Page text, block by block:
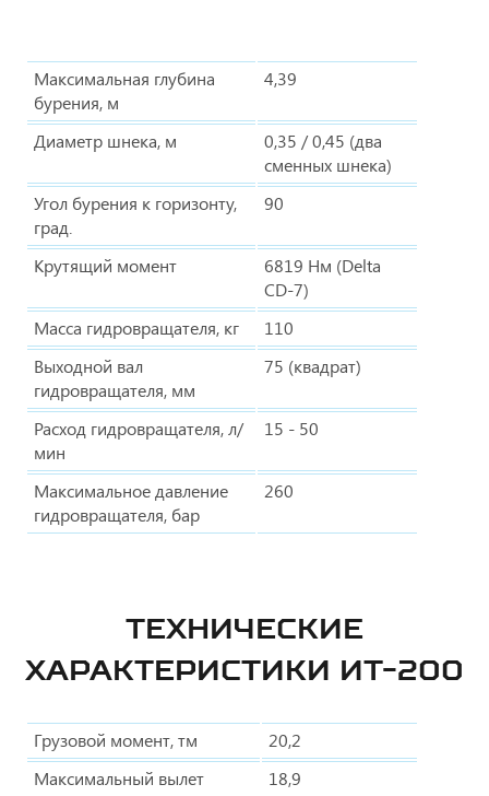
Максимальная глубина
бурения, м
4,39
Диаметр шнека, м
0,35 / 0,45 (два
сменных шнека)
Угол бурения к горизонту,
град.
90
Крутящий момент
6819 Нм (Delta
CD-7)
Масса гидровращателя, кг
110
Выходной вал
гидровращателя, мм
75 (квадрат)
Расход гидровращателя, л/
мин
15 - 50
Максимальное давление
гидровращателя, бар
260
ТЕХНИЧЕСКИЕ
ХАРАКТЕРИСТИКИ ИТ-200
Грузовой момент, тм
20,2
Максимальный вылет
18,9